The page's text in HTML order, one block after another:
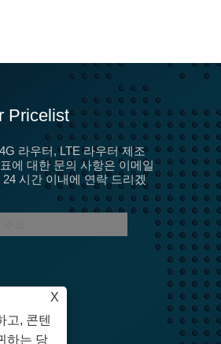
Pricelist
라우터, LTE 라우터 제조
에 대한 문의 사항은 이메일
시간 이내에 연락 드리겠
섬유, 가정용 광대역 용 5G CPE 단말기, CPE 장
SRRC, CTA를 대체 할 예정입니다.
많은 사람들이 3G 및 4G 시대에 CPE 장
용해 왔습니다. 바로 이런 종류의 MIFI입
X
고, 콘텐
하는 당